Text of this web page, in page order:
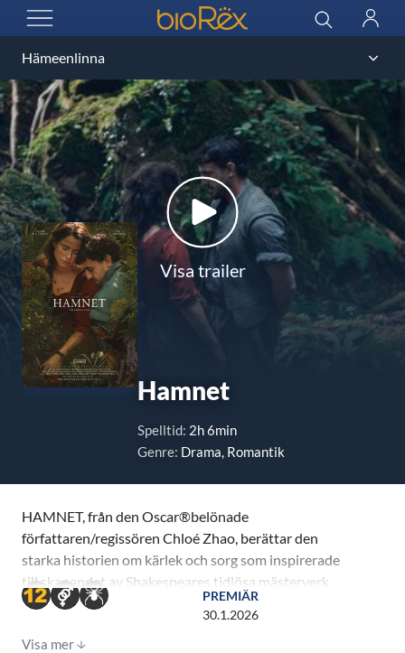
ÖPPNA MENYN
BioRex Cinemas Sök
Logga
Visa trailer
Hamnet
Spelltid: 2h 6min
Genre: Drama, Romantik
HAMNET, från den Oscar®belönade
författaren/regissören Chloé Zhao, berättar den
starka historien om kärlek och sorg som inspirerade
till skapandet av Shakespeares tidlösa mästerverk,
Hamlet.
PREMIÄR
30.1.2026
Visa mer